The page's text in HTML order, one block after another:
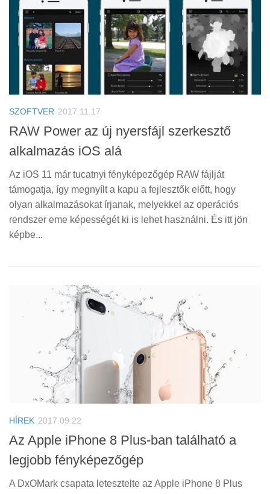
SZOFTVER 2017.11.17
RAW Power az új nyersfájl szerkesztő
alkalmazás iOS alá
Az iOS 11 már tucatnyi fényképezőgép RAW fájlját
támogatja, így megnyílt a kapu a fejlesztők előtt, hogy
olyan alkalmazásokat írjanak, melyekkel az operációs
rendszer eme képességét ki is lehet használni. És itt jön
képbe...
HÍREK 2017.09.22
Az Apple iPhone 8 Plus-ban található a
legjobb fényképezőgép
A DxOMark csapata letesztelte az Apple iPhone 8 Plus